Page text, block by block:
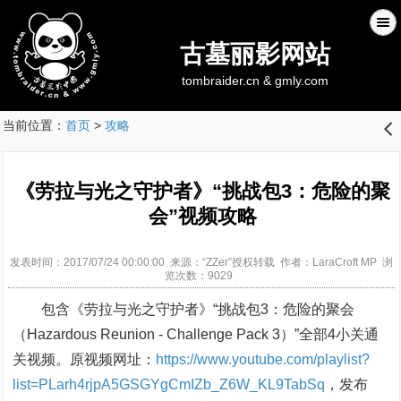
古墓丽影网站
tombraider.cn & gmly.com
当前位置： 首页> 攻略 󰊒
《劳拉与光之守护者》“挑战包3：危险的聚
会”视频攻略
发表时间：2017/07/24 00:00:00 来源：“ZZer”授权转载 作者：LaraCroft MP 浏
览次数：9029
包含《劳拉与光之守护者》“挑战包3：危险的聚会
（Hazardous Reunion - Challenge Pack 3）”全部4小关通
关视频。原视频网址： https://www.youtube.com/playlist?
list=PLarh4rjpA5GSGYgCmIZb_Z6W_KL9TabSq ，发布